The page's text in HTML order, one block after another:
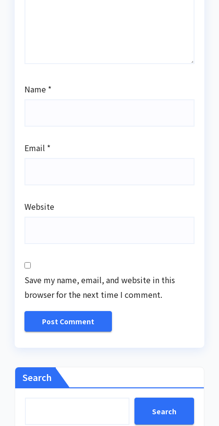
Name *
Email *
Website
Save my name, email, and website in this
browser for the next time I comment.
Search
Search